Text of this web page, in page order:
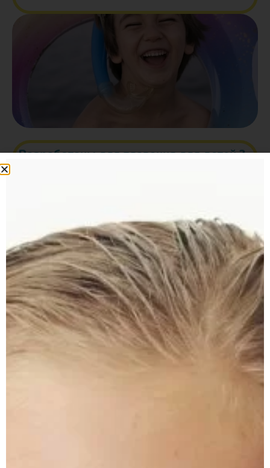
Разработаны для плавания для детей 3–
Выбирайте Шармы, которые нравятся, или
купите сразу всю коллекцию, чтобы
вдохновлять ребёнка перед каждым занятием.
Пусть очки действительно нравятся и при этом
остаются удобными.